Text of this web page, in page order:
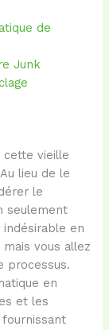
de
Junk
cette vieille
lieu de le
le
seulement
en
vous allez
processus.
en
et les